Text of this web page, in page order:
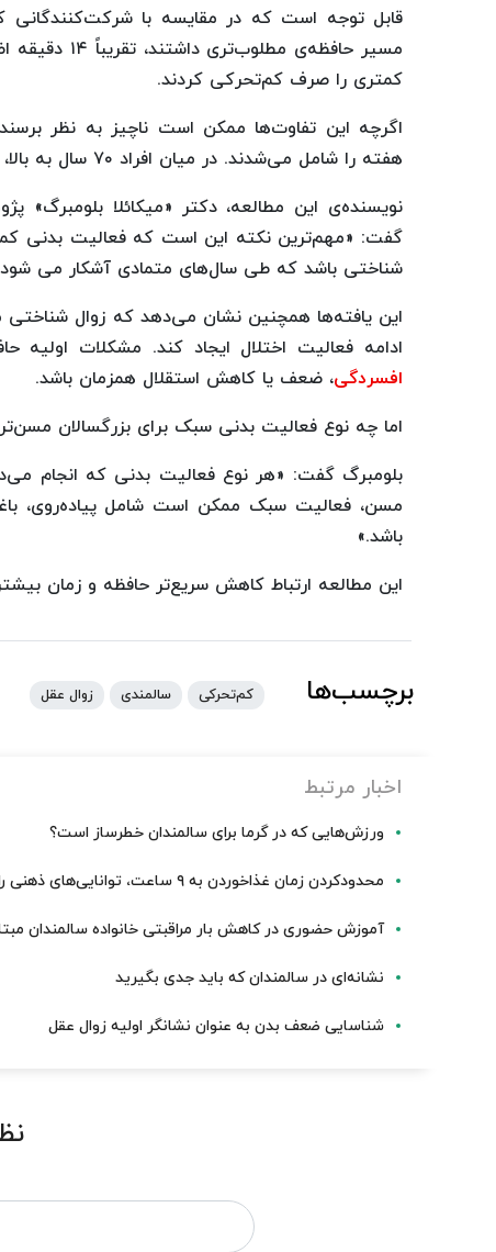
قابل توجه است که در مقایسه با
کمتری را صرف کم‌تحرکی کردند.
هفته را شامل می‌شدند. در میان افراد ۷۰ سال به بالا، این تفاوت به تقریباً ۲.۳ ساعت در هفته افزایش یافت.
نویسنده‌ی این مطالعه، دکتر «میکائلا بلومبرگ»
گفت: «مهم‌ترین نکته این است که فعالیت بدنی
شناختی باشد که طی سال‌های متمادی آشکار می
این یافته‌ها همچنین نشان می‌دهد که زوال شناختی
ادامه فعالیت اختلال ایجاد کند. مشکلات
افسردگی، ضعف یا کاهش استقلال همزمان باشد.
اما چه نوع فعالیت بدنی سبک برای بزرگسالان
بلومبرگ گفت: «هر نوع فعالیت بدنی که انجام
مسن، فعالیت سبک ممکن است شامل پیاده‌روی،
باشد.»
این مطالعه ارتباط کاهش سریع‌تر حافظه و زمان
برچسب‌ها کم‌تحرکی سالمندی زوال عقل
اخبار مرتبط
ورزش‌هایی که در گرما برای سالمندان خطرساز است؟
محدودکردن زمان غذاخوردن به ۹ ساعت، توانایی‌های ذهنی را تقویت می‌کند
آموزش حضوری در کاهش بار مراقبتی خانواده سالمندان
نشانه‌ای در سالمندان که باید جدی بگیرید
شناسایی ضعف بدن به عنوان نشانگر اولیه زوال عقل